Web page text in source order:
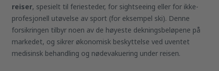
reiser, spesielt til feriesteder, for sightseeing eller for ikke-
profesjonell utøvelse av sport (for eksempel ski). Denne
forsikringen tilbyr noen av de høyeste dekningsbeløpene på
markedet, og sikrer økonomisk beskyttelse ved uventet
medisinsk behandling og nødevakuering under reisen.